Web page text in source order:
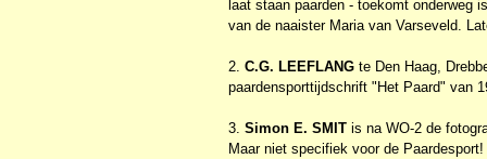
laat staan paarden - toekomt onderweg
van de naaister Maria van Varseveld.
2.C.G. LEEFLANG te Den Haag,
paardensporttijdschrift "Het Paard" van
3.Simon E. SMIT is na WO-2 de
Maar niet specifiek voor de